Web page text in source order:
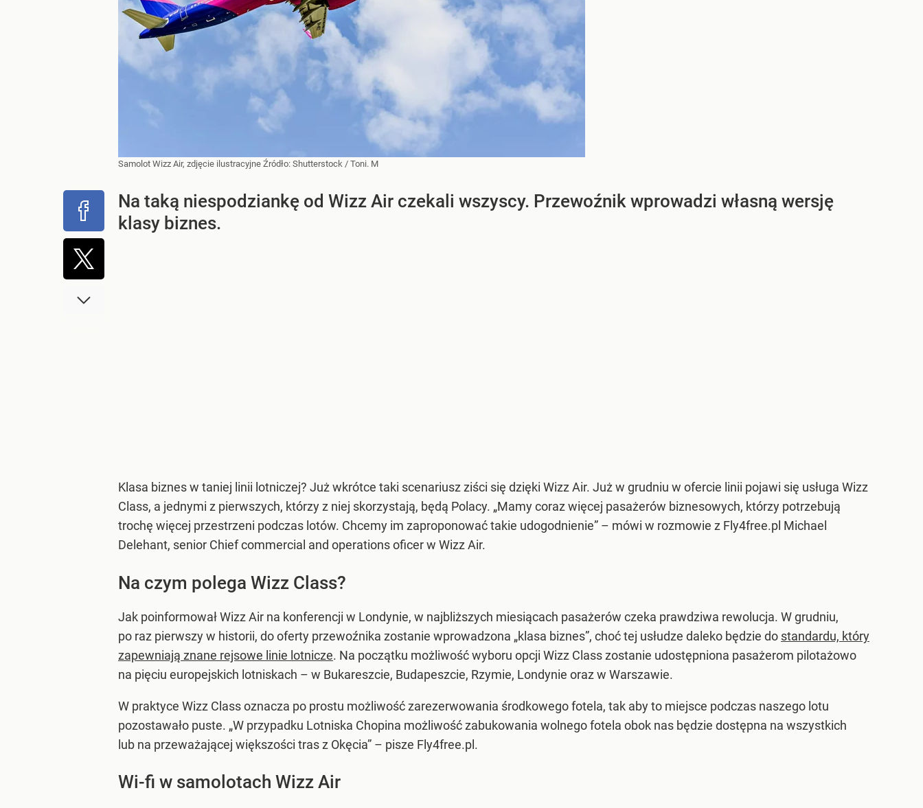
Samolot Wizz Air, zdjęcie ilustracyjne Źródło: Shutterstock / Toni. M
Na taką niespodziankę od Wizz Air czekali wszyscy. Przewoźnik wprowadzi własną wersję
klasy biznes.
Klasa biznes w taniej linii lotniczej? Już wkrótce taki scenariusz ziści się dzięki Wizz Air. Już w grudniu w ofercie linii pojawi się usługa Wizz
Class, a jednymi z pierwszych, którzy z niej skorzystają, będą Polacy. „Mamy coraz więcej pasażerów biznesowych, którzy potrzebują
trochę więcej przestrzeni podczas lotów. Chcemy im zaproponować takie udogodnienie” – mówi w rozmowie z Fly4free.pl Michael
Delehant, senior Chief commercial and operations oficer w Wizz Air.
Na czym polega Wizz Class?
Jak poinformował Wizz Air na konferencji w Londynie, w najbliższych miesiącach pasażerów czeka prawdziwa rewolucja. W grudniu,
po raz pierwszy w historii, do oferty przewoźnika zostanie wprowadzona „klasa biznes”, choć tej usłudze daleko będzie do standardu, który
zapewniają znane rejsowe linie lotnicze. Na początku możliwość wyboru opcji Wizz Class zostanie udostępniona pasażerom pilotażowo
na pięciu europejskich lotniskach – w Bukareszcie, Budapeszcie, Rzymie, Londynie oraz w Warszawie.
W praktyce Wizz Class oznacza po prostu możliwość zarezerwowania środkowego fotela, tak aby to miejsce podczas naszego lotu
pozostawało puste. „W przypadku Lotniska Chopina możliwość zabukowania wolnego fotela obok nas będzie dostępna na wszystkich
lub na przeważającej większości tras z Okęcia” – pisze Fly4free.pl.
Wi-fi w samolotach Wizz Air